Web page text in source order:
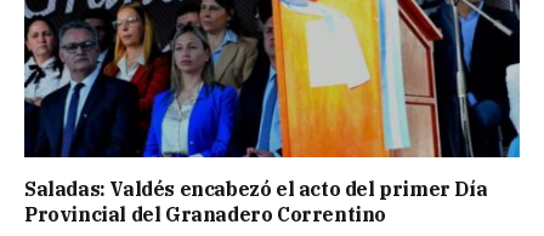
Saladas: Valdés encabezó el acto del primer Día
Provincial del Granadero Correntino